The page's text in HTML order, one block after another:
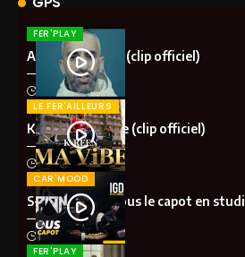
FER'PLAY
Aketo – Khalota (clip officiel)
il y a 1 mois
LE FER'AILLEURS
K-Reen – Ma vibe (clip officiel)
il y a 1 mois
CAR'MOOD
S-Pion (IGD) – Sous le capot en
il y a 2 mois
FER'PLAY